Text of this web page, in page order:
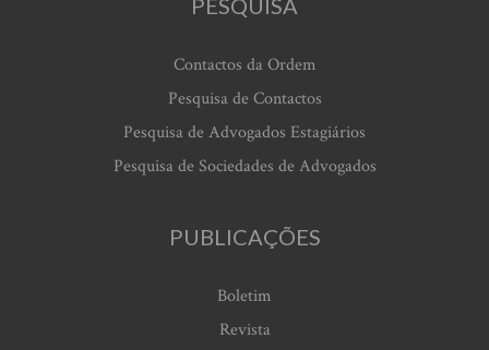
Contactos da Ordem
Pesquisa de Contactos
Pesquisa de Advogados Estagiários
Pesquisa de Sociedades de Advogados
PUBLICAÇÕES
Boletim
Revista